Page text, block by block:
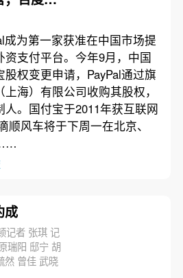
；
宝70%的
成为第一家获准在中国市场提
支付平台。今年9月，中国
权变更申请，PayPal通过旗
海）有限公司收购其股权，
。国付宝于2011年获互联网
顺风车将于下周一在北京、
成
记者 张琪 记
瑞阳 邸宁 胡
然 曾佳 武晓